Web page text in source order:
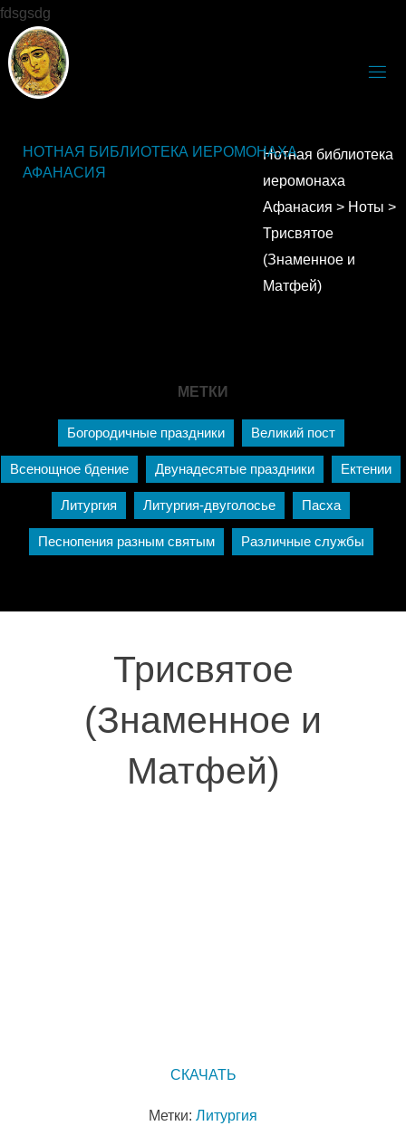
fdsgsdg
НОТНАЯ БИБЛИОТЕКА ИЕРОМОНАХА
АФАНАСИЯ
Нотная библиотека
иеромонаха
Афанасия > Ноты >
Трисвятое
(Знаменное и
Матфей)
МЕТКИ
Богородичные праздники Великий пост
Всенощное бдение Двунадесятые праздники Ектении
Литургия Литургия-двуголосье Пасха
Песнопения разным святым Различные службы
Трисвятое
(Знаменное и
Матфей)
СКАЧАТЬ
Метки: Литургия